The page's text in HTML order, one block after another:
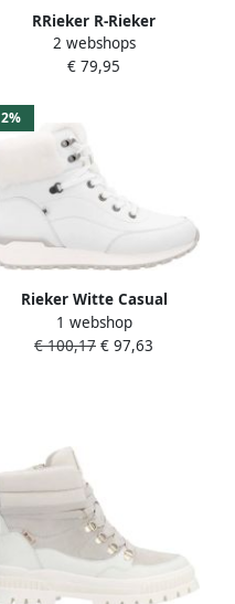
RRieker R-Rieker
Winterlaarzen met
gepolsterde textiele
2 webshops
€ 79,95
2%
Rieker Witte Casual
Enkellaarsjes voor Dames
White Dames
1 webshop
€ 100,17 € 97,63